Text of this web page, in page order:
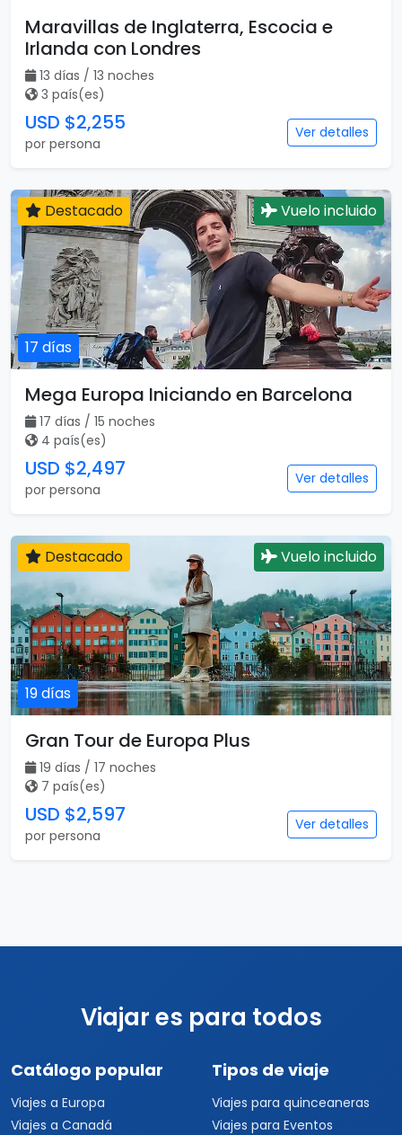
Maravillas de Inglaterra, Escocia e
Irlanda con Londres
13 días / 13 noches
3 país(es)
USD $2,255
por persona
Ver detalles
17 días
Destacado Vuelo incluido
Mega Europa Iniciando en Barcelona
17 días / 15 noches
4 país(es)
USD $2,497
por persona
Ver detalles
19 días
Destacado Vuelo incluido
Gran Tour de Europa Plus
19 días / 17 noches
7 país(es)
USD $2,597
por persona
Ver detalles
Viajar es para todos
Catálogo popular
Viajes a Europa
Viajes a Canadá
Tipos de viaje
Viajes para quinceaneras
Viajes para Eventos